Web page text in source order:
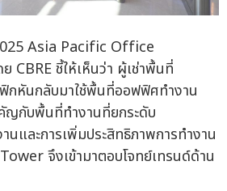
Asia Pacific Office
CBRE ชี้ให้เห็นว่า ผู้เช่าพื้นที่
ฟิกหันกลับมาใช้พื้นที่ออฟฟิศทำงาน
ญกับพื้นที่ทำงานที่ยกระดับ
และการเพิ่มประสิทธิภาพการทำงาน
จึงเข้ามาตอบโจทย์เทรนด์ด้าน